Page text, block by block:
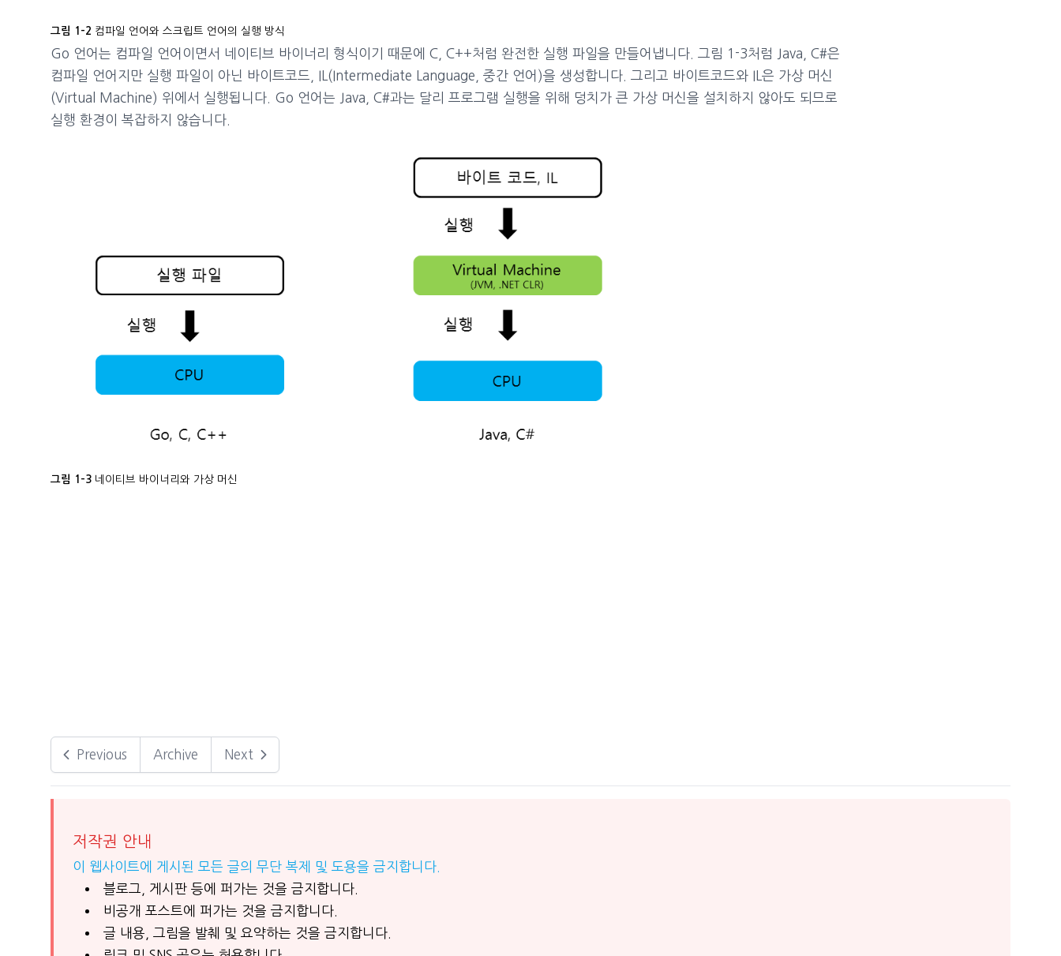
그림 1-2 컴파일 언어와 스크립트 언어의 실행 방식
Go 언어는 컴파일 언어이면서 네이티브 바이너리 형식이기 때문에 C, C++처럼 완전한 실행 파일을 만들어냅니다. 그림 1-3처럼 Java, C#은
컴파일 언어지만 실행 파일이 아닌 바이트코드, IL(Intermediate Language, 중간 언어)을 생성합니다. 그리고 바이트코드와 IL은 가상 머신
(Virtual Machine) 위에서 실행됩니다. Go 언어는 Java, C#과는 달리 프로그램 실행을 위해 덩치가 큰 가상 머신을 설치하지 않아도 되므로
실행 환경이 복잡하지 않습니다.
그림 1-3 네이티브 바이너리와 가상 머신
Previous Archive Next
저작권 안내
이 웹사이트에 게시된 모든 글의 무단 복제 및 도용을 금지합니다.
블로그, 게시판 등에 퍼가는 것을 금지합니다.
비공개 포스트에 퍼가는 것을 금지합니다.
글 내용, 그림을 발췌 및 요약하는 것을 금지합니다.